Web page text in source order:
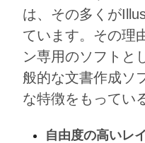
は、その多くが
ています。その理
ン専用のソフトと
般的な文書作成ソ
な特徴をもってい
自由度の高いレ